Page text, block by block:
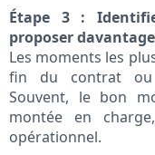
Étape 3 :
proposer davantage
Les moments les
fin du contrat ou
Souvent, le bon
montée en
opérationnel.